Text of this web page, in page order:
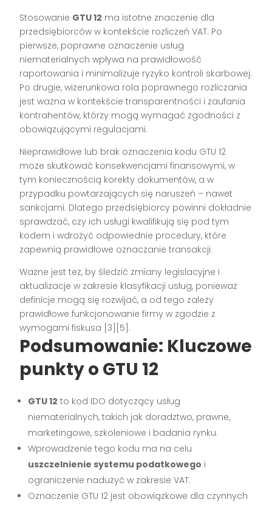
Stosowanie GTU 12 ma istotne znaczenie dla
przedsiębiorców w kontekście rozliczeń VAT. Po
pierwsze, poprawne oznaczenie usług
niematerialnych wpływa na prawidłowość
raportowania i minimalizuje ryzyko kontroli skarbowej.
Po drugie, wizerunkowa rola poprawnego rozliczania
jest ważna w kontekście transparentności i zaufania
kontrahentów, którzy mogą wymagać zgodności z
obowiązującymi regulacjami.
Nieprawidłowe lub brak oznaczenia kodu GTU 12
może skutkować konsekwencjami finansowymi, w
tym koniecznością korekty dokumentów, a w
przypadku powtarzających się naruszeń – nawet
sankcjami. Dlatego przedsiębiorcy powinni dokładnie
sprawdzać, czy ich usługi kwalifikują się pod tym
kodem i wdrożyć odpowiednie procedury, które
zapewnią prawidłowe oznaczanie transakcji.
Ważne jest też, by śledzić zmiany legislacyjne i
aktualizacje w zakresie klasyfikacji usług, ponieważ
definicje mogą się rozwijać, a od tego zależy
prawidłowe funkcjonowanie firmy w zgodzie z
wymogami fiskusa [3][5].
Podsumowanie: Kluczowe
punkty o GTU 12
GTU 12 to kod IDO dotyczący usług
niematerialnych, takich jak doradztwo, prawne,
marketingowe, szkoleniowe i badania rynku.
Wprowadzenie tego kodu ma na celu
uszczelnienie systemu podatkowego i
ograniczenie nadużyć w zakresie VAT.
Oznaczenie GTU 12 jest obowiązkowe dla czynnych